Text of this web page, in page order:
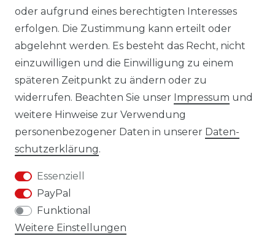
Laro-Shop.de
06233-7705680
info@laro-shop.de
Montag - Freitag, 09:00 - 17:00
Widerrufs­recht
oder aufgrund eines berechtigten Interesses
erfolgen. Die Zustimmung kann erteilt oder
abgelehnt werden. Es besteht das Recht, nicht
einzuwilligen und die Einwilligung zu einem
späteren Zeitpunkt zu ändern oder zu
widerrufen. Beachten Sie unser Impressum und
weitere Hinweise zur Verwendung
personenbezogener Daten in unserer Daten­
schutz­erklärung.
Essenziell
PayPal
Funktional
Weitere Einstellungen